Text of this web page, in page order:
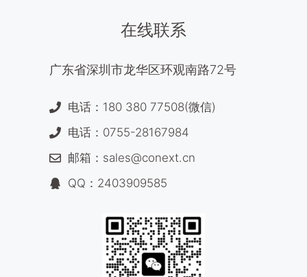
在线联系
广东省深圳市龙华区环观南路72号
电话：180 380 77508(微信)
电话：0755-28167984
邮箱：sales@conext.cn
QQ：2403909585